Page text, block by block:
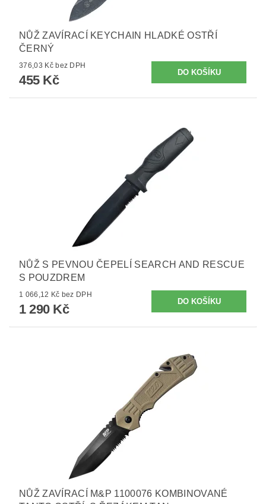
NŮŽ ZAVÍRACÍ KEYCHAIN HLADKÉ OSTŘÍ
ČERNÝ
376,03 Kč bez DPH
455 Kč
NŮŽ S PEVNOU ČEPELÍ SEARCH AND RESCUE
S POUZDREM
1 066,12 Kč bez DPH
1 290 Kč
NŮŽ ZAVÍRACÍ M&P 1100076 KOMBINOVANÉ